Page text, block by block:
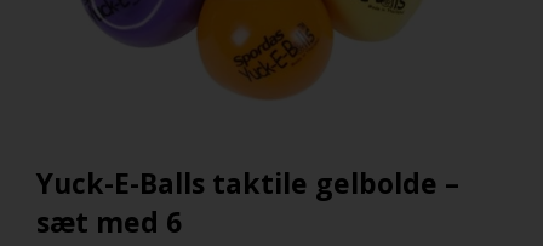
Yuck-E-Balls taktile gelbolde –
sæt med 6